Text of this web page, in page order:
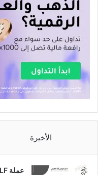
الأخيرة
عملة ELF رمز Aelf ومستقبلها